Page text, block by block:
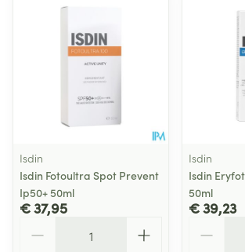
Isdin
Isdin Fotoultra Spot Prevent
Ip50+ 50ml
€ 37,95
Isdin
Isdin
50ml
€ 39,23